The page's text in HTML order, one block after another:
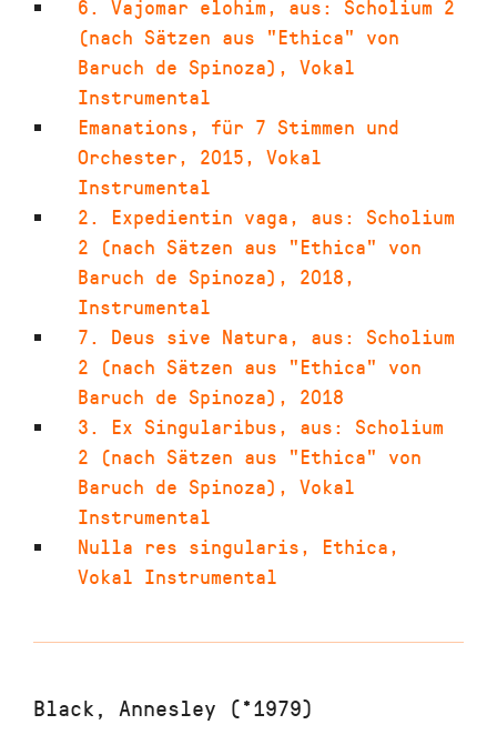
6. Vajomar elohim, aus: Scholium 2
(nach Sätzen aus "Ethica" von
Baruch de Spinoza) , Vokal
Instrumental
Emanations, für 7 Stimmen und
Orchester, 2015, Vokal
Instrumental
2. Expedientin vaga, aus: Scholium
2 (nach Sätzen aus "Ethica" von
Baruch de Spinoza) , 2018,
Instrumental
7. Deus sive Natura, aus: Scholium
2 (nach Sätzen aus "Ethica" von
Baruch de Spinoza) , 2018
3. Ex Singularibus, aus: Scholium
2 (nach Sätzen aus "Ethica" von
Baruch de Spinoza) , Vokal
Instrumental
Nulla res singularis, Ethica,
Vokal Instrumental
Black, Annesley (*1979)